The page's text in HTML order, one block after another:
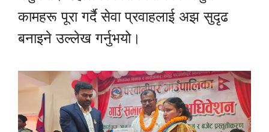
कामहरू पूरा गर्दै सेवा प्रवाहलाई अझ सुदृढ
बनाइने उल्लेख गर्नुभयो।